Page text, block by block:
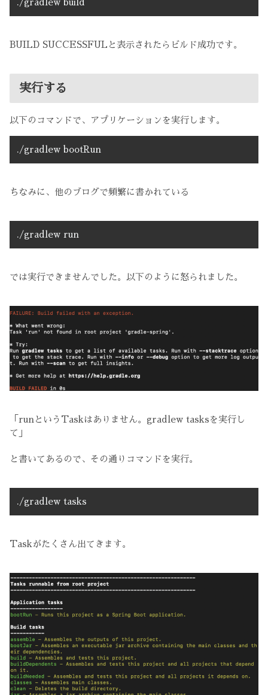
./gradlew build
BUILD SUCCESSFULと表示されたらビルド成功です。
実行する
以下のコマンドで、アプリケーションを実行します。
./gradlew bootRun
ちなみに、他のブログで頻繁に書かれている
./gradlew run
では実行できませんでした。以下のように怒られました。
「runというTaskはありません。gradlew tasksを実行し
て」
と書いてあるので、その通りコマンドを実行。
./gradlew tasks
Taskがたくさん出てきます。